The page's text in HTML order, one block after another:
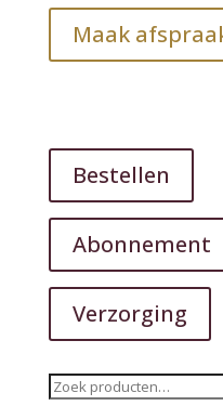
Maak
Bestellen
Abonnement
Verzorging
Zoeken